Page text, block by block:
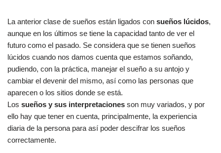
La anterior clase de sueños están ligados con sueños lúcidos,
aunque en los últimos se tiene la capacidad tanto de ver el
futuro como el pasado. Se considera que se tienen sueños
lúcidos cuando nos damos cuenta que estamos soñando,
pudiendo, con la práctica, manejar el sueño a su antojo y
cambiar el devenir del mismo, así como las personas que
aparecen o los sitios donde se está.
Los sueños y sus interpretaciones son muy variados, y por
ello hay que tener en cuenta, principalmente, la experiencia
diaria de la persona para así poder descifrar los sueños
correctamente.